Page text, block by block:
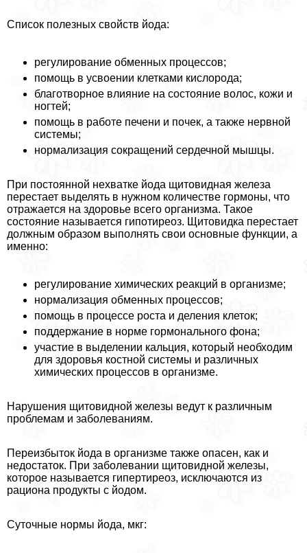
Список полезных свойств йода:
регулирование обменных процессов;
помощь в усвоении клетками кислорода;
благотворное влияние на состояние волос, кожи и
ногтей;
помощь в работе печени и почек, а также нервной
системы;
нормализация сокращений сердечной мышцы.
При постоянной нехватке йода щитовидная железа
перестает выделять в нужном количестве гормоны, что
отражается на здоровье всего организма. Такое
состояние называется гипотиреоз. Щитовидка перестает
должным образом выполнять свои основные функции, а
именно:
регулирование химических реакций в организме;
нормализация обменных процессов;
помощь в процессе роста и деления клеток;
поддержание в норме гормонального фона;
участие в выделении кальция, который необходим
для здоровья костной системы и различных
химических процессов в организме.
Нарушения щитовидной железы ведут к различным
проблемам и заболеваниям.
Переизбыток йода в организме также опасен, как и
недостаток. При заболевании щитовидной железы,
которое называется гипертиреоз, исключаются из
рациона продукты с йодом.
Суточные нормы йода, мкг: